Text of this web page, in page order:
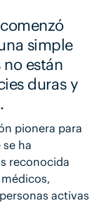
simple
están
duras y
pionera para
ha
reconocida
activas